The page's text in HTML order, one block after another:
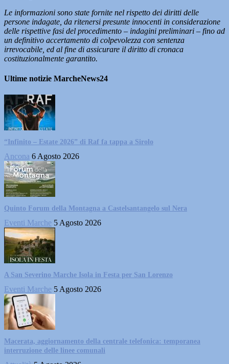
Le informazioni sono state fornite nel rispetto dei diritti delle
persone indagate, da ritenersi presunte innocenti in considerazione
delle rispettive fasi del procedimento – indagini preliminari – fino ad
un definitivo accertamento di colpevolezza con sentenza
irrevocabile, ed al fine di assicurare il diritto di cronaca
costituzionalmente garantito.
Ultime notizie MarcheNews24
“Infinito – Estate 2026” di Raf fa tappa a Sirolo
Ancona 6 Agosto 2026
Quinto Forum della Montagna a Castelsantangelo sul Nera
Eventi Marche 5 Agosto 2026
A San Severino Marche Isola in Festa per San Lorenzo
Eventi Marche 5 Agosto 2026
Macerata, aggiornamento della centrale telefonica: temporanea
interruzione delle linee comunali